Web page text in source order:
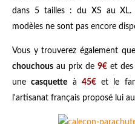
dans 5 tailles : du XS au
modèles ne sont pas encore
Vous y trouverez également
chouchous au prix de 9€ et des
unecasquette à 45€et le
l'artisanat français proposé lui